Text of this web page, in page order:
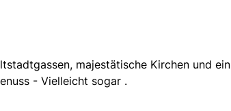
majestätische Kirchen und ein
- Vielleicht sogar .